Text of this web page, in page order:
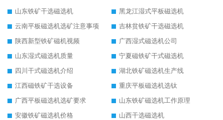
山东铁矿干选磁选机
黑龙江湿式平板磁选机
云南平板磁选机选矿注意事项
吉林贫铁矿干选磁选机
陕西新型铁矿磁机视频
广西湿式磁选机公司
山东湿式磁选机质量
宁夏磁铁矿干式磁选机
四川干式磁选机介绍
湖北铁矿磁选机生产线
江西磁铁矿干选设备
重庆平板磁选机选钛
广西平板磁选机选矿要求
山东铁矿磁选机工作原理
安徽铁矿磁选机价格
山西干选磁选机